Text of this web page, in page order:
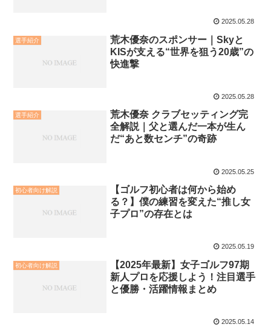
2025.05.28
選手紹介
荒木優奈のスポンサー｜Skyと
KISが支える“世界を狙う20歳”の
快進撃
2025.05.28
選手紹介
荒木優奈 クラブセッティング完
全解説｜父と選んだ一本が生ん
だ“あと数センチ”の奇跡
2025.05.25
初心者向け解説
【ゴルフ初心者は何から始め
る？】僕の練習を変えた“推し女
子プロ”の存在とは
2025.05.19
初心者向け解説
【2025年最新】女子ゴルフ97期
新人プロを応援しよう！注目選手
と優勝・活躍情報まとめ
2025.05.14